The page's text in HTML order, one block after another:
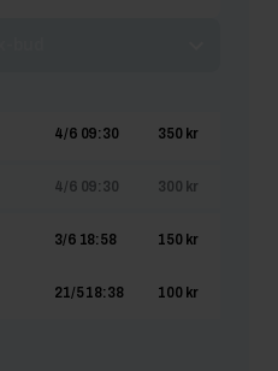
4/6 09:30 350 kr
4/6 09:30 300 kr
3/6 18:58 150 kr
21/5 18:38 100 kr